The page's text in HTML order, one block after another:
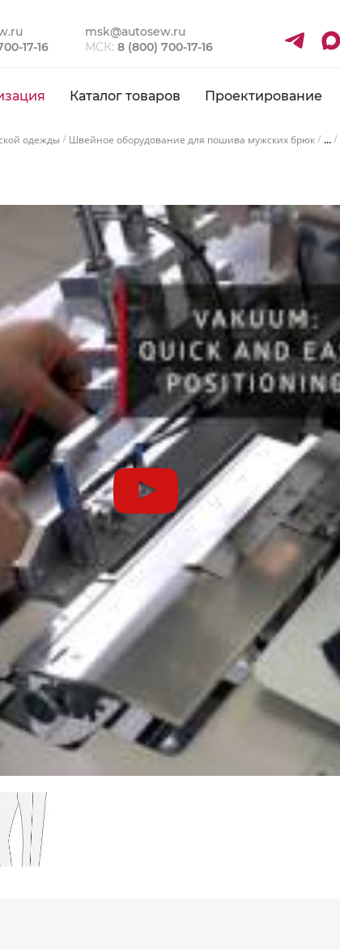
17-16
msk@autosew.ru
МСК: 8 (800) 700-17-16
Каталог товаров Проектирование
одежды Швейное оборудование для пошива мужских брюк ...